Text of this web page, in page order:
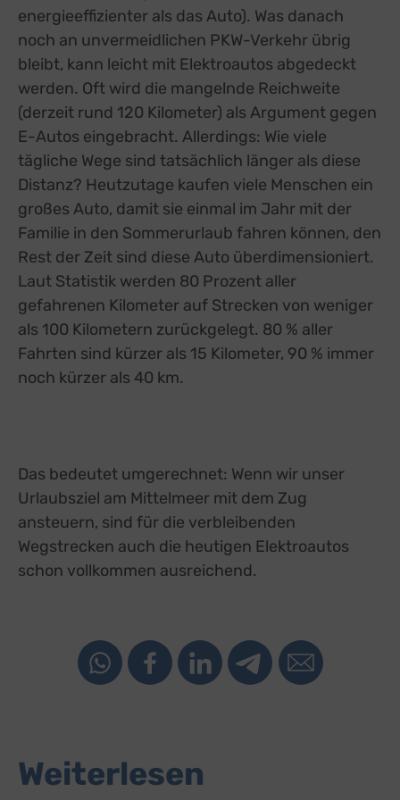
energieeffizienter als das Auto). Was danach
noch an unvermeidlichen PKW-Verkehr übrig
bleibt, kann leicht mit Elektroautos abgedeckt
werden. Oft wird die mangelnde Reichweite
(derzeit rund 120 Kilometer) als Argument gegen
E-Autos eingebracht. Allerdings: Wie viele
tägliche Wege sind tatsächlich länger als diese
Distanz? Heutzutage kaufen viele Menschen ein
großes Auto, damit sie einmal im Jahr mit der
Familie in den Sommerurlaub fahren können, den
Rest der Zeit sind diese Auto überdimensioniert.
Laut Statistik werden 80 Prozent aller
gefahrenen Kilometer auf Strecken von weniger
als 100 Kilometern zurückgelegt. 80 % aller
Fahrten sind kürzer als 15 Kilometer, 90 % immer
noch kürzer als 40 km.
Das bedeutet umgerechnet: Wenn wir unser
Urlaubsziel am Mittelmeer mit dem Zug
ansteuern, sind für die verbleibenden
Wegstrecken auch die heutigen Elektroautos
schon vollkommen ausreichend.
Weiterlesen